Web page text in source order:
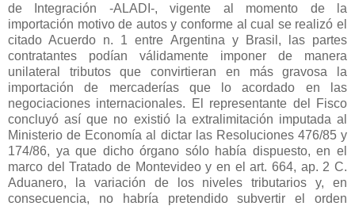
de Integración -ALADI-, vigente al momento de la
importación motivo de autos y conforme al cual se realizó el
citado Acuerdo n. 1 entre Argentina y Brasil, las partes
contratantes podían válidamente imponer de manera
unilateral tributos que convirtieran en más gravosa la
importación de mercaderías que lo acordado en las
negociaciones internacionales. El representante del Fisco
concluyó así que no existió la extralimitación imputada al
Ministerio de Economía al dictar las Resoluciones 476/85 y
174/86, ya que dicho órgano sólo había dispuesto, en el
marco del Tratado de Montevideo y en el art. 664, ap. 2 C.
Aduanero, la variación de los niveles tributarios y, en
consecuencia, no habría pretendido subvertir el orden